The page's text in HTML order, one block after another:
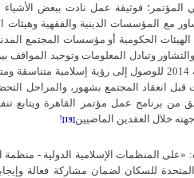
المؤتمر؛ فوثيقة عمل نادت ببعض الأشياء
مع المؤسسات الدينية والفقهية وهيئات
الحكومية أو مؤسسات المجتمع
وتبادل المعلومات وتوحيد المواقف
للوصول إلى رؤية إسلامية متناسقة
قبل انعقاد المجتمع بشهور، والمراحل
برنامج عمل مؤتمر القاهرة ويتابع
خلال العقدين الماضيين [19]
!
: «على المنظمات الإسلامية الدولية - منظمة
للسكان لضمان مشاركة فعالة